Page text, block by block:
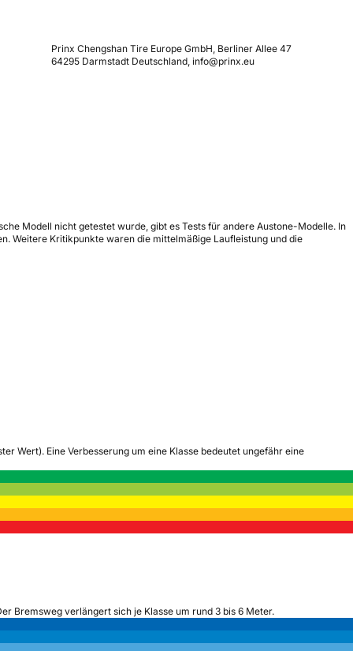
Prinx Chengshan Tire Europe GmbH, Berliner Allee 47
64295 Darmstadt Deutschland, info@prinx.eu
Modell nicht getestet wurde, gibt es Tests für andere Austone-Modelle. In
Weitere Kritikpunkte waren die mittelmäßige Laufleistung und die
Wert). Eine Verbesserung um eine Klasse bedeutet ungefähr eine
Bremsweg verlängert sich je Klasse um rund 3 bis 6 Meter.